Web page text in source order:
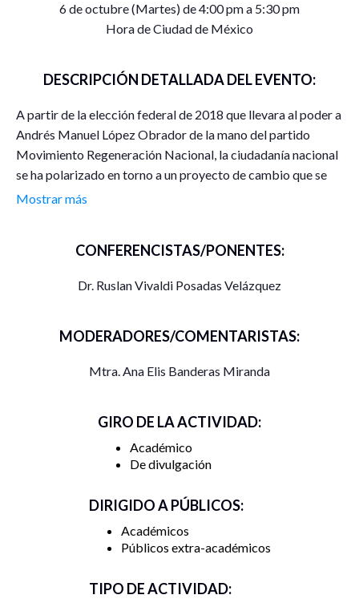
6 de octubre (Martes) de 4:00 pm a 5:30 pm
Hora de Ciudad de México
DESCRIPCIÓN DETALLADA DEL EVENTO:
A partir de la elección federal de 2018 que llevara al poder a
Andrés Manuel López Obrador de la mano del partido
Movimiento Regeneración Nacional, la ciudadanía nacional
se ha polarizado en torno a un proyecto de cambio que se
presentó como altamente efectivo. Tras casi dos años de
sociedad. Mientras algunos pugnan por su permanencia
determinantes para el sistema político mexicano, así como
mexicano en el extranjero y los efectos del COVID-19.
Consulta el programa completo de este conversatorio para
pwd=TFZiNlR6RHhpTnJnQXcyUE5KTUEwZz09
Mostrar más
CONFERENCISTAS/PONENTES:
Dr. Ruslan Vivaldi Posadas Velázquez
MODERADORES/COMENTARISTAS:
Mtra. Ana Elis Banderas Miranda
GIRO DE LA ACTIVIDAD:
Académico
De divulgación
DIRIGIDO A PÚBLICOS:
Académicos
Públicos extra-académicos
TIPO DE ACTIVIDAD: